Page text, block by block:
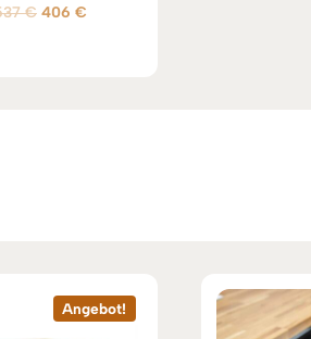
€ Ursprünglicher
406 €Aktueller
Angebot!